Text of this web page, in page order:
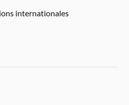
internationales